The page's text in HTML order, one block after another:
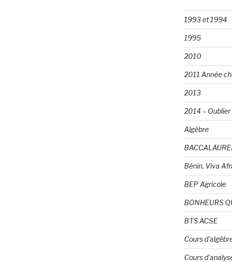
1993 et 1994
1995
2010
2011 Année
2013
2014 – Oublier
Algèbre
Bénin, Viva
BEP Agricole
BONHEURS
BTS ACSE
Cours
Cours